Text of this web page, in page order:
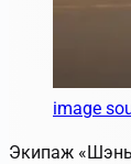
image
Экипаж